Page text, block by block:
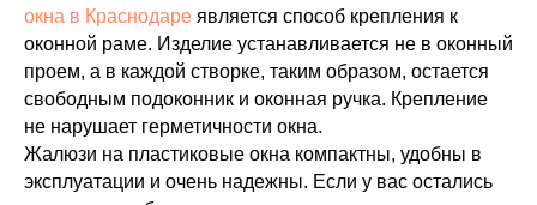
окна в Краснодаре является способ крепления к
оконной раме. Изделие устанавливается не в оконный
проем, а в каждой створке, таким образом, остается
свободным подоконник и оконная ручка. Крепление
не нарушает герметичности окна.
Жалюзи на пластиковые окна компактны, удобны в
эксплуатации и очень надежны. Если у вас остались